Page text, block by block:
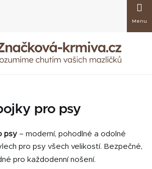
košík
pro psy
psy – moderní, pohodlné a odolné
pro psy všech velikostí. Bezpečné,
pro každodenní nošení.